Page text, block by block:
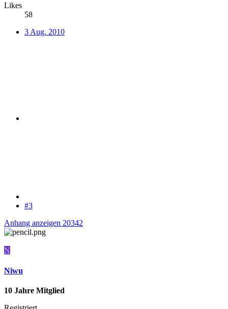
Likes
58
3 Aug. 2010
#3
Anhang anzeigen 20342
N
Niwu
10 Jahre Mitglied